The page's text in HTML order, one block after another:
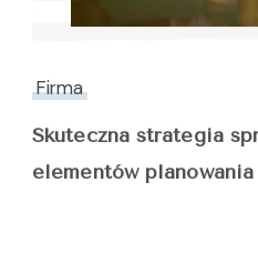
Firma
Skuteczna strategia
elementów